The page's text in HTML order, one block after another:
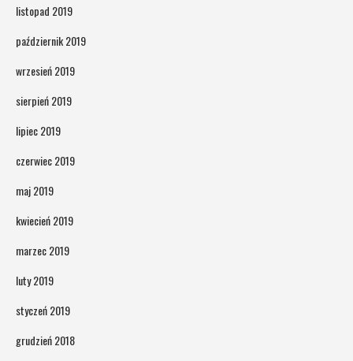
listopad 2019
październik 2019
wrzesień 2019
sierpień 2019
lipiec 2019
czerwiec 2019
maj 2019
kwiecień 2019
marzec 2019
luty 2019
styczeń 2019
grudzień 2018